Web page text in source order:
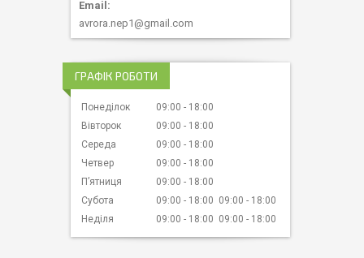
avrora.nep1@gmail.com
ГРАФІК РОБОТИ
Понеділок 09:00
18:00
Вівторок
09:00
18:00
Середа
09:00
18:00
Четвер
09:00
18:00
Пʼятниця
09:00
18:00
Субота
09:00 18:00 09:00
18:00
Неділя
09:00 18:00 09:00 18:00